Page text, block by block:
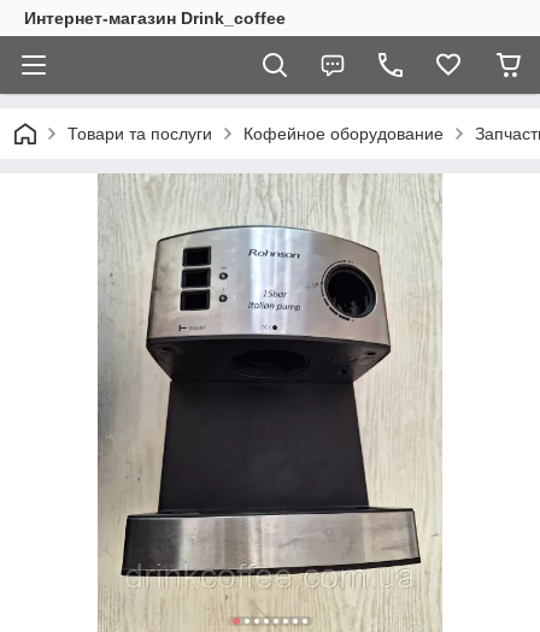
Интернет-магазин Drink_coffee
Товари та послуги Кофейное оборудование